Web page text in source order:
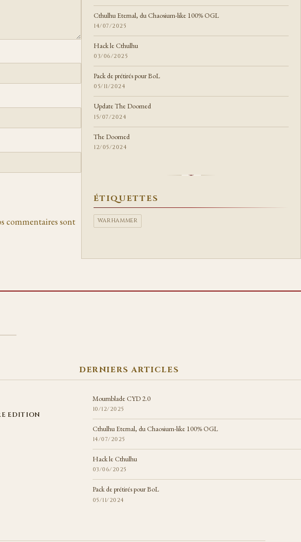
commentaires sont
Cthulhu Eternal, du Chaosium-like 100% OGL
14/07/2025
Hack le Cthulhu
03/06/2025
Pack de prétirés pour BoL
05/11/2024
Update The Doomed
15/07/2024
The Doomed
12/05/2024
ÉTIQUETTES
WARHAMMER
EDITION
DERNIERS ARTICLES
Mournblade CYD 2.0
10/12/2025
Cthulhu Eternal, du Chaosium-like 100% OGL
14/07/2025
Hack le Cthulhu
03/06/2025
Pack de prétirés pour BoL
05/11/2024